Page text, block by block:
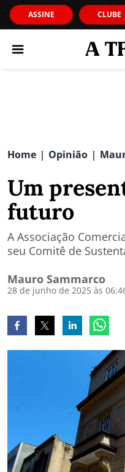
ASSINE CLUBE
Home | Opinião |
Um
futuro
A Associação
seu Comitê de
Mauro Sammarco
28 de junho de 2025 às